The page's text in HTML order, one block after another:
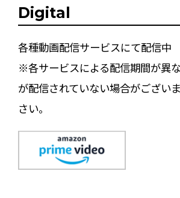
Digital
各種動画配信サービスにて配信中
※各サービスによる配信期間が異
が配信されていない場合がござい
さい。